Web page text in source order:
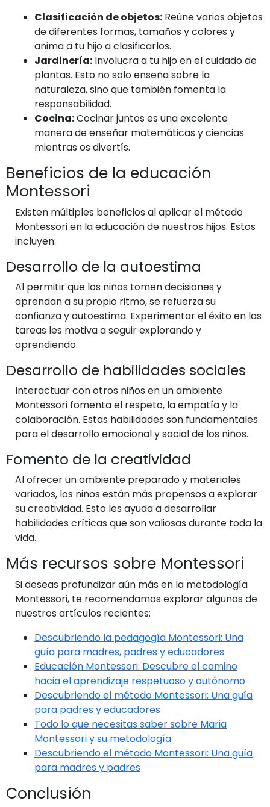
Clasificación de objetos: Reúne varios objetos
de diferentes formas, tamaños y colores y
anima a tu hijo a clasificarlos.
Jardinería: Involucra a tu hijo en el cuidado de
plantas. Esto no solo enseña sobre la
naturaleza, sino que también fomenta la
responsabilidad.
Cocina:Cocinar juntos es una excelente
manera de enseñar matemáticas y ciencias
mientras os divertís.
Beneficios de la educación
Montessori
Existen múltiples beneficios al aplicar el método
Montessori en la educación de nuestros hijos. Estos
incluyen:
Desarrollo de la autoestima
Al permitir que los niños tomen decisiones y
aprendan a su propio ritmo, se refuerza su
confianza y autoestima. Experimentar el éxito en las
tareas les motiva a seguir explorando y
aprendiendo.
Desarrollo de habilidades sociales
Interactuar con otros niños en un ambiente
Montessori fomenta el respeto, la empatía y la
colaboración. Estas habilidades son fundamentales
para el desarrollo emocional y social de los niños.
Fomento de la creatividad
Al ofrecer un ambiente preparado y materiales
variados, los niños están más propensos a explorar
su creatividad. Esto les ayuda a desarrollar
habilidades críticas que son valiosas durante toda la
vida.
Más recursos sobre Montessori
Si deseas profundizar aún más en la metodología
Montessori, te recomendamos explorar algunos de
nuestros artículos recientes:
Descubriendo la pedagogía Montessori: Una
guía para madres, padres y educadores
Educación Montessori: Descubre el camino
hacia el aprendizaje respetuoso y autónomo
Descubriendo el método Montessori: Una guía
para padres y educadores
Todo lo que necesitas saber sobre Maria
Montessori y su metodología
Descubriendo el método Montessori: Una guía
para madres y padres
Conclusión